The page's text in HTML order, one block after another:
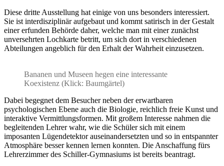
Diese dritte Ausstellung hat einige von uns besonders interessiert.
Sie ist interdisziplinär aufgebaut und kommt satirisch in der Gestalt
einer erfunden Behörde daher, welche man mit einer zunächst
unversehrten Lochkarte betritt, um sich dort in verschiedenen
Abteilungen angeblich für den Erhalt der Wahrheit einzusetzen.
Bananen und Museen hegen eine interessante
Koexistenz (Klick: Baumgärtel)
Dabei begegnet dem Besucher neben der erwartbaren
psychologischen Ebene auch die Biologie, reichlich freie Kunst und
interaktive Vermittlungsformen. Mit großem Interesse nahmen die
begleitenden Lehrer wahr, wie die Schüler sich mit einem
imposanten Lügendetektor auseinandersetzten und so in entspannter
Atmosphäre besser kennen lernen konnten. Die Anschaffung fürs
Lehrerzimmer des Schiller-Gymnasiums ist bereits beantragt.